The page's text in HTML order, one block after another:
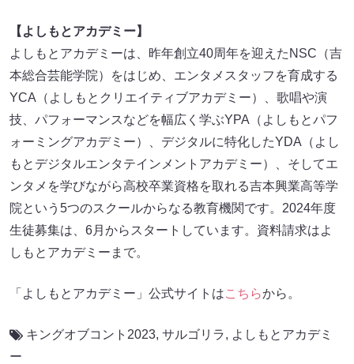
【よしもとアカデミー】
よしもとアカデミーは、昨年創立40周年を迎えたNSC（吉
本総合芸能学院）をはじめ、エンタメスタッフを育成する
YCA（よしもとクリエイティブアカデミー）、歌唱や演
技、パフォーマンスなどを幅広く学ぶYPA（よしもとパフ
ォーミングアカデミー）、デジタルに特化したYDA（よし
もとデジタルエンタテインメントアカデミー）、そしてエ
ンタメを学びながら高校卒業資格を取れる吉本興業高等学
院という5つのスクールからなる教育機関です。2024年度
生徒募集は、6月からスタートしています。資料請求はよ
しもとアカデミーまで。
「よしもとアカデミー」公式サイトはこちらから。
キングオブコント2023, サルゴリラ, よしもとアカデミ
ー